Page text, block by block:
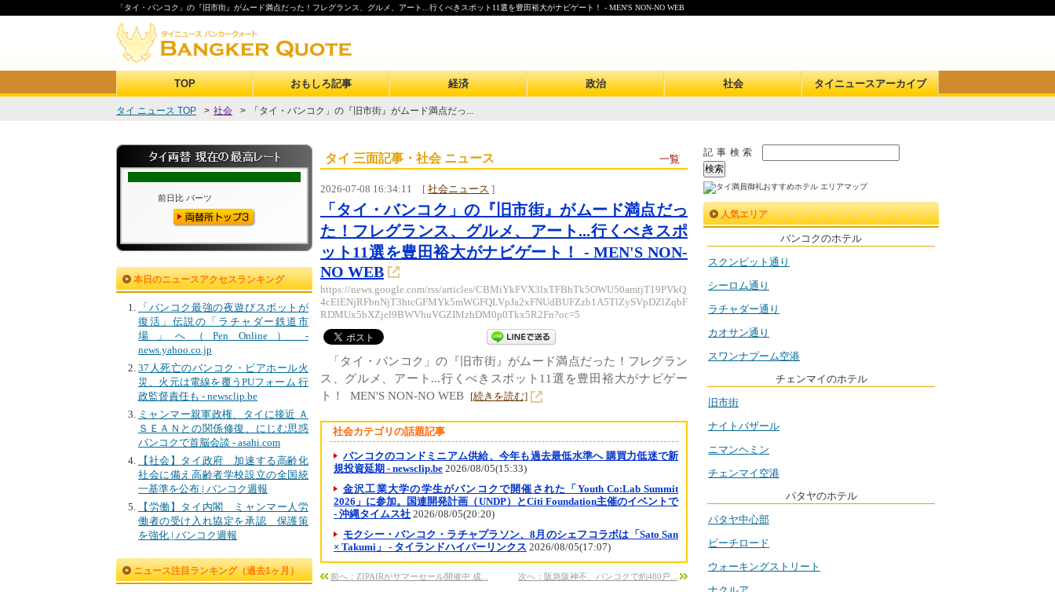
「タイ・バンコク」の『旧市街』がムード満点だった！フレグランス、グルメ、アート...行くべきスポット11選を豊田裕大がナビゲート！ - MEN'S NON-NO WEB
TOP おもしろ記事 経済 政治 社会 タイニュースアーカイブ
タイ ニュース TOP > 社会 > 「タイ・バンコク」の『旧市街』がムード満点だっ...
本日のニュースアクセスランキング
「バンコク最強の夜遊びスポットが
復活」伝説の「ラチャダー鉄道市
場」へ（Pen Online） -
news.yahoo.co.jp
37人死亡のバンコク・ビアホール火
災、火元は電線を覆うPUフォーム 行
政監督責任も - newsclip.be
ミャンマー親軍政権、タイに接近 Ａ
ＳＥＡＮとの関係修復、にじむ思惑
バンコクで首脳会談 - asahi.com
【社会】タイ政府 加速する高齢化
社会に備え高齢者学校設立の全国統
一基準を公布 | バンコク週報
【労働】タイ内閣 ミャンマー人労
働者の受け入れ協定を承認 保護策
を強化 | バンコク週報
ニュース注目ランキング（過去1ヶ月）
タイ 三面記事・社会 ニュース 一覧
2026-07-08 16:34:11 [ 社会ニュース ]
「タイ・バンコク」の『旧市街』がムード満点だっ
た！フレグランス、グルメ、アート...行くべきスポ
ット11選を豊田裕大がナビゲート！ - MEN'S NON-
NO WEB
https://news.google.com/rss/articles/CBMiYkFVX3lxTFBhTk5OWU50amtjT19PVkQ
4cElENjRFbnNjT3htcGFMYk5mWGFQLVpJa2xFNUdBUFZzb1A5TlZySVpDZlZqbF
RDMUx5bXZjel9BWVhuVGZIMzhDM0p0Tkx5R2Fn?oc=5
「タイ・バンコク」の『旧市街』がムード満点だった！フレグラン
ス、グルメ、アート...行くべきスポット11選を豊田裕大がナビゲー
ト！ MEN'S NON-NO WEB [続きを読む]
社会カテゴリの話題記事
バンコクのコンドミニアム供給、今年も過去最低水準へ 購買力低迷で新
規投資延期 - newsclip.be 2026/08/05(15:33)
金沢工業大学の学生がバンコクで開催された「Youth Co:Lab Summit
2026」に参加。国連開発計画（UNDP）とCiti Foundation主催のイベントで
- 沖縄タイムス社 2026/08/05(20:20)
モクシー・バンコク・ラチャプラソン、8月のシェフコラボは「Sato San
× Takumi」 - タイランドハイパーリンクス 2026/08/05(17:07)
前へ：ZIPAIRがサマーセール開催中 成... 次へ：阪急阪神不、バンコクで約480戸...
記事検索